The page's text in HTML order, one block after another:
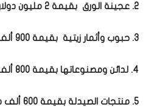
2. عجينة الورق بقيمة 2 مليون دولار.
3. حبوب وأثمار زيتية بقيمة 900 ألف دولار.
4. لدائن ومصنوعاتها بقيمة 800 ألف دولار.
5. منتجات الصيدلة بقيمة 600 ألف دولار.